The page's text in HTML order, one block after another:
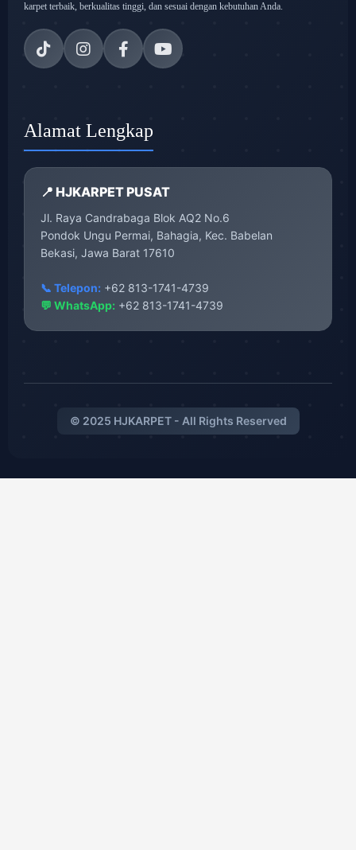
karpet terbaik, berkualitas tinggi, dan sesuai dengan kebutuhan Anda.
Alamat Lengkap
📍 HJKARPET PUSAT
Jl. Raya Candrabaga Blok AQ2 No.6
Pondok Ungu Permai, Bahagia, Kec. Babelan
Bekasi, Jawa Barat 17610
📞 Telepon: +62 813-1741-4739
💬 WhatsApp: +62 813-1741-4739
© 2025 HJKARPET - All Rights Reserved